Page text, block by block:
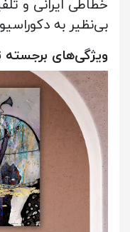
خطاطی ایرانی و
بی‌نظیر به
ویژگی‌های برجسته